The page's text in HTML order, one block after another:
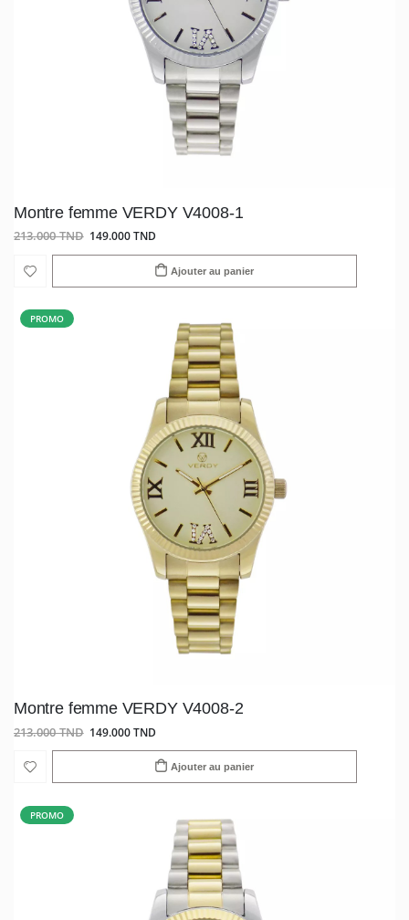
Montre femme VERDY V4008-1
213.000 TND 149.000 TND
Ajouter au panier
PROMO
Montre femme VERDY V4008-2
213.000 TND 149.000 TND
Ajouter au panier
PROMO